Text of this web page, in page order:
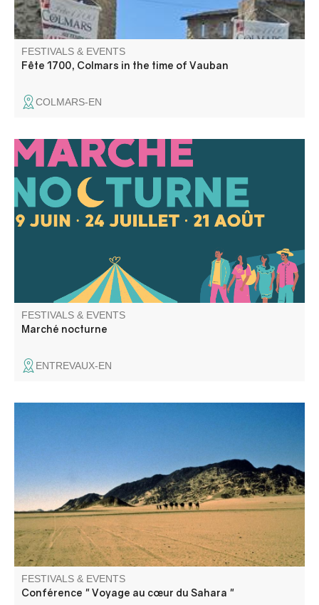
FESTIVALS & EVENTS
Fête 1700, Colmars in the time of Vauban
COLMARS-EN
Come discover the first edition of Entrevaux’s outdoor
night markets: regular vendors and special guests,
shopping in the cool evening air, open bars, and a friendly
atmosphere await you.
FESTIVALS & EVENTS
Marché nocturne
ENTREVAUX-EN
FESTIVALS & EVENTS
Conférence " Voyage au cœur du Sahara "